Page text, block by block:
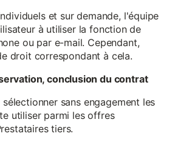
et sur demande, l'équipe
à utiliser la fonction de
ou par e-mail. Cependant,
droit correspondant à cela.
conclusion du contrat
sans engagement les
utiliser parmi les offres
tiers.